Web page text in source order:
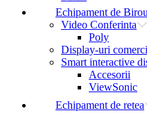
Echipament de Birou
Video Conferinta
Poly
Display-uri
Smart interactive
Accesorii
ViewSonic
Echipament de retea